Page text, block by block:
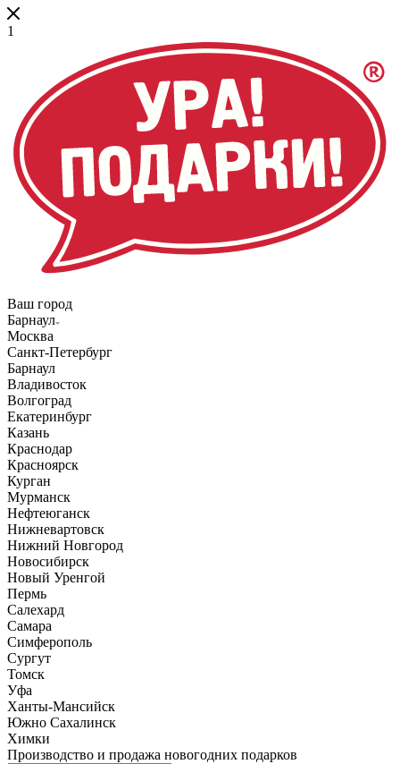
1
Ваш город
Барнаул
Москва
Санкт-Петербург
Барнаул
Владивосток
Волгоград
Екатеринбург
Казань
Краснодар
Красноярск
Курган
Мурманск
Нефтеюганск
Нижневартовск
Нижний Новгород
Новосибирск
Новый Уренгой
Пермь
Салехард
Самара
Симферополь
Сургут
Томск
Уфа
Ханты-Мансийск
Южно Сахалинск
Химки
Производство и продажа новогодних подарков